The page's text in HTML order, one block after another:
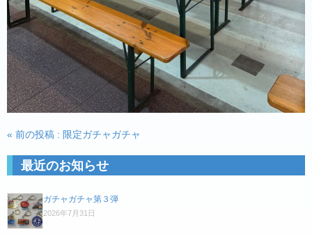
投
稿
ナ
ビ
ゲ
ー
« 前の投稿 : 限定ガチャガチャ
最近のお知らせ
ガチャガチャ第３弾
2026年7月31日